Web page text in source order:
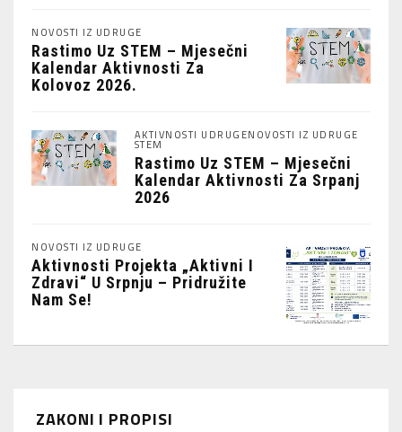
NOVOSTI IZ UDRUGE
Rastimo Uz STEM – Mjesečni
Kalendar Aktivnosti Za
Kolovoz 2026.
AKTIVNOSTI UDRUGENOVOSTI IZ UDRUGE
STEM
Rastimo Uz STEM – Mjesečni
Kalendar Aktivnosti Za Srpanj
2026
NOVOSTI IZ UDRUGE
Aktivnosti Projekta „Aktivni I
Zdravi“ U Srpnju – Pridružite
Nam Se!
ZAKONI I PROPISI